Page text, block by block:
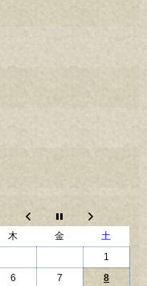
木 金
土
1
6 7 8